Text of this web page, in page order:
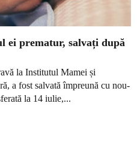
ei prematur, salvați după
la Institutul Mamei și
a fost salvată împreună cu nou-
la 14 iulie,...